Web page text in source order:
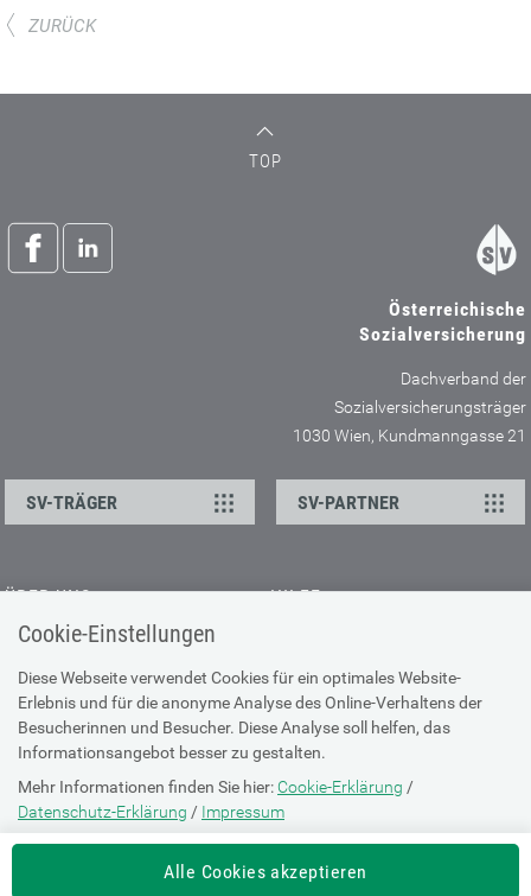
Cookie-Einstellungen
Diese Webseite verwendet Cookies für ein optimales Website-
Erlebnis und für die anonyme Analyse des Online-Verhaltens der
Besucherinnen und Besucher. Diese Analyse soll helfen, das
Informationsangebot besser zu gestalten.
Mehr Informationen finden Sie hier: Cookie-Erklärung /
Datenschutz-Erklärung / Impressum
Die Einstellung können Sie jederzeit auf der Seite "Cookie-Erklärung"
Alle Cookies akzeptieren
ZURÜCK
TOP
Österreichische
Sozialversicherung
Dachverband der
Sozialversicherungsträger
1030 Wien, Kundmanngasse 21
SV-TRÄGER SV-PARTNER
ÜBER UNS
Kontakt
Offene Stellen
Presse
HILFE
Browser-Info & Sicherheit
Hilfe zur Suche
Technische Unterstützung
DATENSCHUTZ
Cookie-Erklärung
Datenschutz-Erklärung